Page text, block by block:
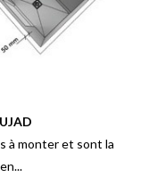
à monter et sont la